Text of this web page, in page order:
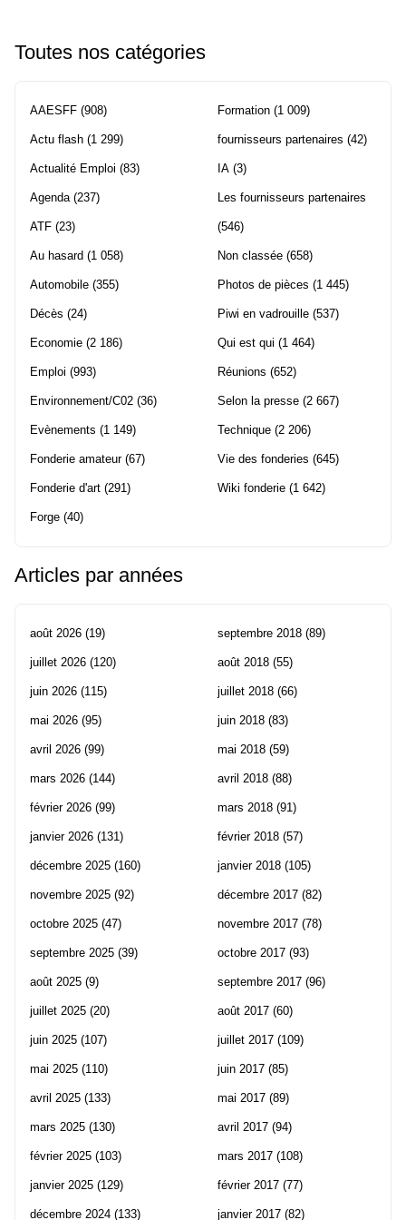
Toutes nos catégories
AAESFF (908)
Actu flash (1 299)
Actualité Emploi (83)
Agenda (237)
ATF (23)
Au hasard (1 058)
Automobile (355)
Décès (24)
Economie (2 186)
Emploi (993)
Environnement/C02 (36)
Evènements (1 149)
Fonderie amateur(67)
Fonderie d'art (291)
Forge (40)
Formation (1 009)
fournisseurs partenaires (42)
IA (3)
Les fournisseurs partenaires
(546)
Non classée (658)
Photos de pièces (1 445)
Piwi en vadrouille (537)
Qui est qui (1 464)
Réunions (652)
Selon la presse (2 667)
Technique (2 206)
Vie des fonderies (645)
Wiki fonderie (1 642)
Articles par années
août 2026 (19)
juillet 2026 (120)
juin 2026 (115)
mai 2026 (95)
avril 2026 (99)
mars 2026 (144)
février 2026 (99)
janvier 2026 (131)
décembre 2025 (160)
novembre 2025 (92)
octobre 2025 (47)
septembre 2025 (39)
août 2025 (9)
juillet 2025 (20)
juin 2025 (107)
mai 2025 (110)
avril 2025 (133)
mars 2025 (130)
février 2025 (103)
janvier 2025 (129)
décembre 2024 (133)
septembre 2018 (89)
août 2018 (55)
juillet 2018 (66)
juin 2018 (83)
mai 2018 (59)
avril 2018 (88)
mars 2018 (91)
février 2018 (57)
janvier 2018 (105)
décembre 2017 (82)
novembre 2017 (78)
octobre 2017 (93)
septembre 2017 (96)
août 2017 (60)
juillet 2017 (109)
juin 2017 (85)
mai 2017 (89)
avril 2017 (94)
mars 2017 (108)
février 2017 (77)
janvier 2017 (82)